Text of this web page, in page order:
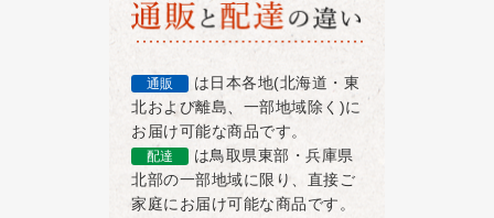
通販
は日本各地(北海道・東
北および離島、一部地域除く)に
お届け可能な商品です。
配達
は鳥取県東部・兵庫県
北部の一部地域に限り、直接ご
家庭にお届け可能な商品です。